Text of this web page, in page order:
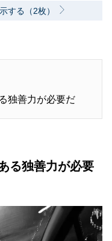
する（2枚）
独善力が必要だ
る独善力が必要